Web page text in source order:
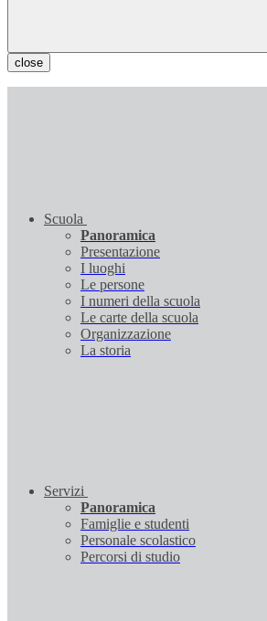
close
Scuola
Panoramica
Presentazione
I luoghi
Le persone
I numeri della scuola
Le carte della scuola
Organizzazione
La storia
Servizi
Panoramica
Famiglie e studenti
Personale scolastico
Percorsi di studio